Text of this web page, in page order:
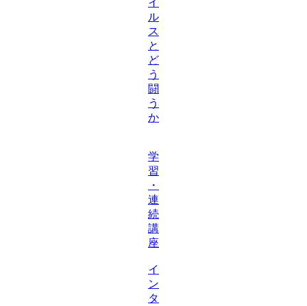
イ
ル
ス
と
ど
う
闘
う
か
学
習
・
連
続
講
座
イ
ン
タ